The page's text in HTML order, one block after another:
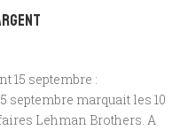
15 septembre :
septembre marquait les 10
Lehman Brothers. A